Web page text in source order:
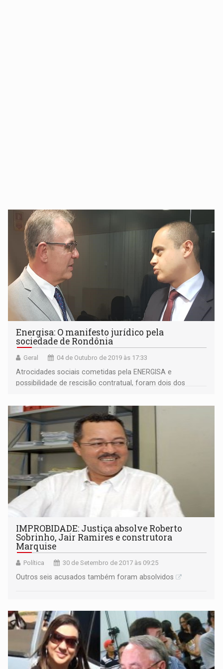
Energisa: O manifesto jurídico pela
sociedade de Rondônia
Geral 04 de Outubro de 2019 às 17:33
Atrocidades sociais cometidas pela ENERGISA e
possibilidade de rescisão contratual, foram dois dos
Manifesto Jurídico entregue ao Ministro de Minas e
Energia.
IMPROBIDADE: Justiça absolve Roberto
Sobrinho, Jair Ramires e construtora
Marquise
Política 30 de Setembro de 2017 às 09:25
Outros seis acusados também foram absolvidos